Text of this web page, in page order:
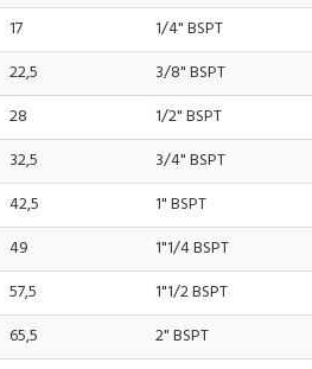
17 1/4" BSPT
22,5 3/8" BSPT
28 1/2" BSPT
32,5 3/4" BSPT
42,5 1" BSPT
49 1"1/4 BSPT
57,5 1"1/2 BSPT
65,5 2" BSPT